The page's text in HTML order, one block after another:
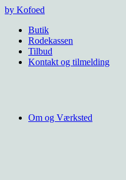
Videre
indhold
by Kofoed
Butik
Rodekassen
Tilbud
Kontakt og tilmelding
Om og Værksted